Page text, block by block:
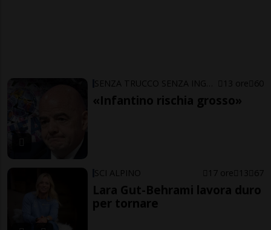
13 ore 60
«Infantino rischia grosso»
SCI ALPINO 17 ore 13 67
Lara Gut-Behrami lavora duro
per tornare